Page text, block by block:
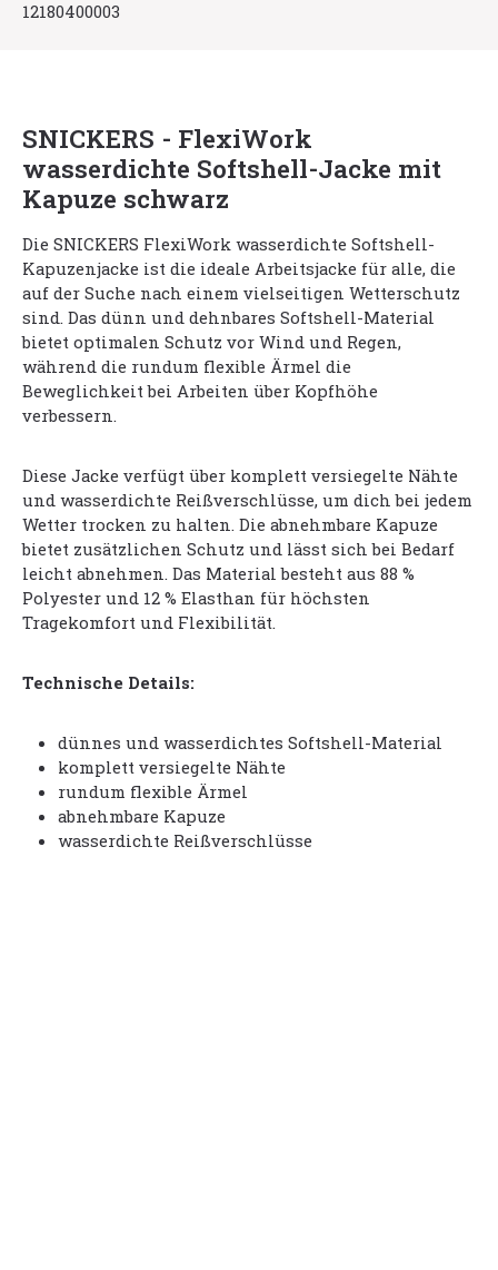
12180400003
SNICKERS - FlexiWork
wasserdichte Softshell-Jacke mit
Kapuze schwarz
Die SNICKERS FlexiWork wasserdichte Softshell-
Kapuzenjacke ist die ideale Arbeitsjacke für alle, die
auf der Suche nach einem vielseitigen Wetterschutz
sind. Das dünn und dehnbares Softshell-Material
bietet optimalen Schutz vor Wind und Regen,
während die rundum flexible Ärmel die
Beweglichkeit bei Arbeiten über Kopfhöhe
verbessern.
Diese Jacke verfügt über komplett versiegelte Nähte
und wasserdichte Reißverschlüsse, um dich bei jedem
Wetter trocken zu halten. Die abnehmbare Kapuze
bietet zusätzlichen Schutz und lässt sich bei Bedarf
leicht abnehmen. Das Material besteht aus 88 %
Polyester und 12 % Elasthan für höchsten
Tragekomfort und Flexibilität.
Technische Details:
dünnes und wasserdichtes Softshell-Material
komplett versiegelte Nähte
rundum flexible Ärmel
abnehmbare Kapuze
wasserdichte Reißverschlüsse